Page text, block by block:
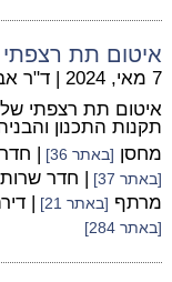
איטום תת
7 מאי, 2024 | ד"ר
איטום תת רצפתי של
תקנות התכנון
מחסן [באתר 36] |
[באתר 37] | חדר שרות
מרתף [באתר 21] |
[באתר 284]